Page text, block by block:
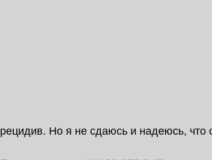
рецидив. Но я не сдаюсь и надеюсь,